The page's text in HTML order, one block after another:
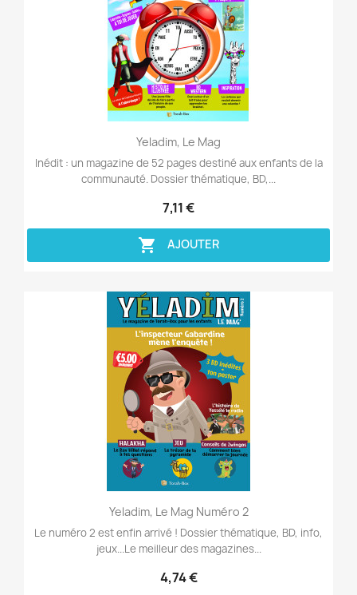
Aperçu rapide
Yeladim, Le Mag
Inédit : un magazine de 52 pages destiné aux enfants de la
communauté. Dossier thématique, BD,...
7,11 €
 AJOUTER
Aperçu rapide
Yeladim, Le Mag Numéro 2
Le numéro 2 est enfin arrivé ! Dossier thématique, BD, info,
jeux...Le meilleur des magazines...
4,74 €